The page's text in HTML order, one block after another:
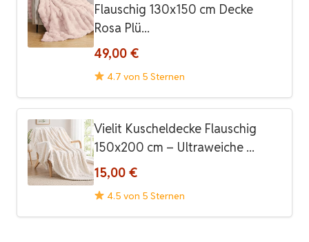
Flauschig 130x150 cm Decke
Rosa Plü...
49,00 €
4.7 von 5 Sternen
Vielit Kuscheldecke Flauschig
150x200 cm – Ultraweiche ...
15,00 €
4.5 von 5 Sternen